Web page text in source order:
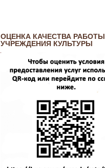
ОЦЕНКА КАЧЕСТВА РАБОТЫ
УЧРЕЖДЕНИЯ КУЛЬТУРЫ